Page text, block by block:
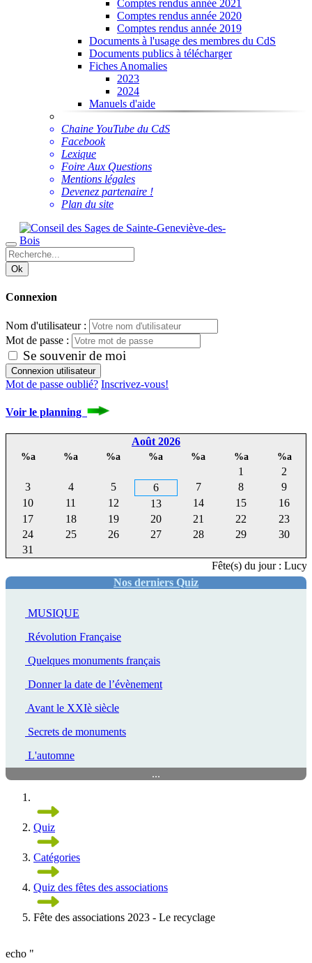
Comptes rendus année 2021
Comptes rendus année 2020
Comptes rendus année 2019
Documents à l'usage des membres du CdS
Documents publics à télécharger
Fiches Anomalies
2023
2024
Manuels d'aide
Chaine YouTube du CdS
Facebook
Lexique
Foire Aux Questions
Mentions légales
Devenez partenaire !
Plan du site
Ok
Connexion
Nom d'utilisateur :
Mot de passe :
Se souvenir de moi
Mot de passe oublié? Inscrivez-vous!
Voir le planning
Août 2026
%a %a %a %a %a %a %a
1
2
3
4 5 6 7 8
9
10
11 12 13 14 15
16
17
18 19 20 21 22
23
24
25 26 27 28 29
30
31
Fête(s) du jour : Lucy,
Nos derniers Quiz
MUSIQUE
Révolution Française
Quelques monuments français
Donner la date de l’évènement
Avant le XXIè siècle
Secrets de monuments
L'automne
...
Quiz
Catégories
Quiz des fêtes des associations
Fête des associations 2023 - Le recyclage
echo "